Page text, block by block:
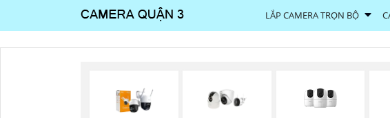
LẮP CAMERA TRỌN BỘ